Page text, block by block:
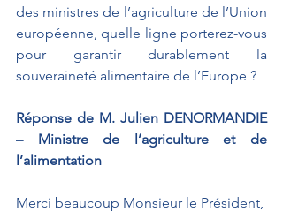
des ministres de l’agriculture de l’Union
européenne, quelle ligne porterez-vous
pour garantir durablement la
souveraineté alimentaire de l’Europe ?
Réponse de M. Julien DENORMANDIE
– Ministre de l’agriculture et de
l’alimentation
Merci beaucoup Monsieur le Président,